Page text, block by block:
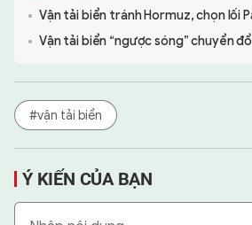
Vận tải biển tránh Hormuz, chọn lối
Vận tải biển “ngược sóng” chuyển
#vận tải biển
Ý KIẾN CỦA BẠN